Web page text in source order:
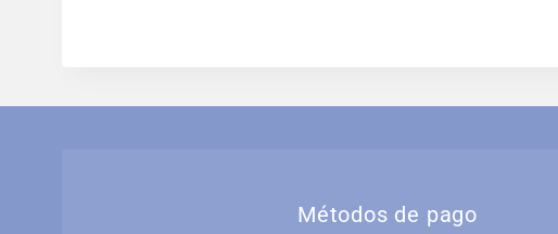
Métodos de pago